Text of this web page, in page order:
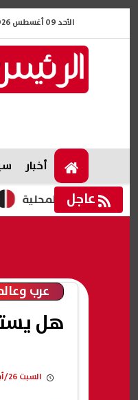
الأحد 09 أغسطس 2026 الموافق 26 صفر 1448
أخبار
عاجل
المحلية
عرب
هل
السبت 26/أبريل/2025 - 11:34 ص